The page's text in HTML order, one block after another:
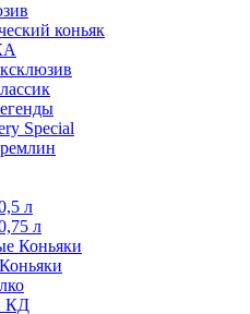
коньяк
Speсial
л
л
Коньяки
КД